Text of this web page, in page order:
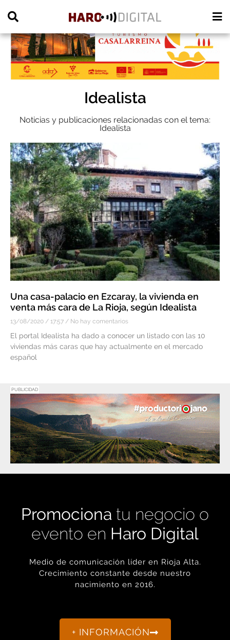
Idealista
Noticias y publicaciones relacionadas con el tema:
Idealista
Una casa-palacio en Ezcaray, la vivienda en
venta más cara de La Rioja, según Idealista
13/08/2020 17:57 No hay comentarios
El portal Idealista ha dado a conocer un listado con las 10
viviendas más caras que hay actualmente en el mercado
español
PUBLICIDAD
Promociona tu negocio o
evento en Haro Digital
Medio de comunicación líder en Rioja Alta.
Crecimiento constante desde nuestro
nacimiento en 2016.
+ INFORMACIÓN